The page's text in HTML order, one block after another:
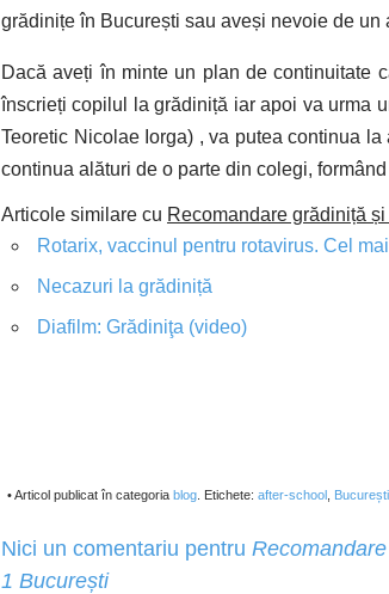
grădinițe în București sau aveși nevoie de un
Dacă aveți în minte un plan de continuitate
înscrieți copilul la grădiniță iar apoi va urma
Teoretic Nicolae Iorga) , va putea continua
continua alături de o parte din colegi,
Articole similare cu Recomandare grădiniță
Rotarix, vaccinul pentru rotavirus. Cel
Necazuri la grădiniță
Diafilm: Grădiniţa (video)
• Articol publicat în categoria blog . Etichete: after-school București
Nici un comentariu pentru
1 București